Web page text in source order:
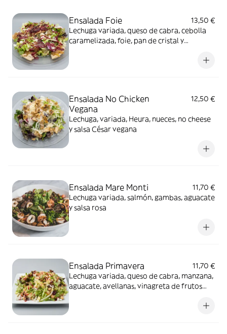
Ensalada Foie
13,50 €
Lechuga variada, queso de cabra, cebolla
caramelizada, foie, pan de cristal y
Ensalada No Chicken
Vegana
12,50 €
Lechuga, variada, Heura, nueces, no cheese
y salsa César vegana
Ensalada Mare Monti
11,70 €
Lechuga variada, salmón, gambas, aguacate
y salsa rosa
Ensalada Primavera
11,70 €
Lechuga variada, queso de cabra, manzana,
aguacate, avellanas, vinagreta de frutos